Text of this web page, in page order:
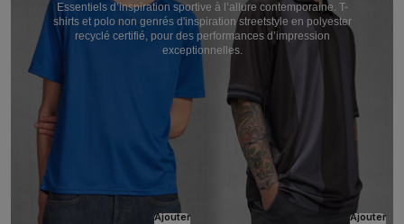
Essentiels d’inspiration sportive à l’allure contemporaine. T-
shirts et polo non genrés d'inspiration streetstyle en polyester
recyclé certifié, pour des performances d’impression
exceptionnelles.
Ajouter
Ajouter